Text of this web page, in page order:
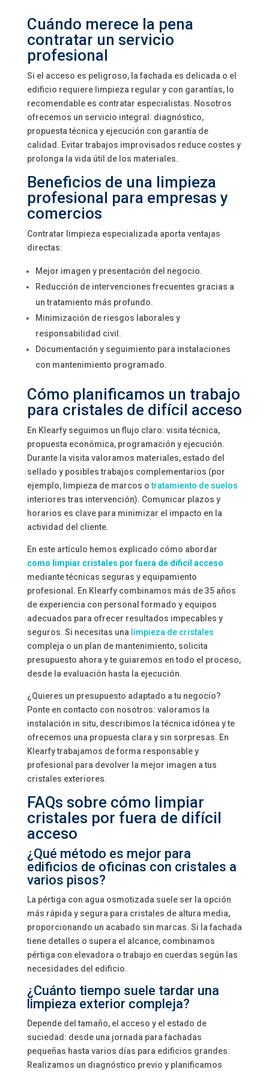
Cuándo merece la pena
contratar un servicio
profesional
Si el acceso es peligroso, la fachada es delicada o el
edificio requiere limpieza regular y con garantías, lo
recomendable es contratar especialistas. Nosotros
ofrecemos un servicio integral: diagnóstico,
propuesta técnica y ejecución con garantía de
calidad. Evitar trabajos improvisados reduce costes y
prolonga la vida útil de los materiales.
Beneficios de una limpieza
profesional para empresas y
comercios
Contratar limpieza especializada aporta ventajas
directas:
Mejor imagen y presentación del negocio.
Reducción de intervenciones frecuentes gracias a
un tratamiento más profundo.
Minimización de riesgos laborales y
responsabilidad civil.
Documentación y seguimiento para instalaciones
con mantenimiento programado.
Cómo planificamos un trabajo
para cristales de difícil acceso
En Klearfy seguimos un flujo claro: visita técnica,
propuesta económica, programación y ejecución.
Durante la visita valoramos materiales, estado del
sellado y posibles trabajos complementarios (por
ejemplo, limpieza de marcos otratamiento de suelos
interiores tras intervención). Comunicar plazos y
horarios es clave para minimizar el impacto en la
actividad del cliente.
En este artículo hemos explicado cómo abordar
como limpiar cristales por fuera de dificil acceso
mediante técnicas seguras y equipamiento
profesional. En Klearfy combinamos más de 35 años
de experiencia con personal formado y equipos
adecuados para ofrecer resultados impecables y
seguros. Si necesitas una limpieza de cristales
compleja o un plan de mantenimiento, solicita
presupuesto ahora y te guiaremos en todo el proceso,
desde la evaluación hasta la ejecución.
¿Quieres un presupuesto adaptado a tu negocio?
Ponte en contacto con nosotros: valoramos la
instalación in situ, describimos la técnica idónea y te
ofrecemos una propuesta clara y sin sorpresas. En
Klearfy trabajamos de forma responsable y
profesional para devolver la mejor imagen a tus
cristales exteriores.
FAQs sobre cómo limpiar
cristales por fuera de difícil
acceso
¿Qué método es mejor para
edificios de oficinas con cristales a
varios pisos?
La pértiga con agua osmotizada suele ser la opción
más rápida y segura para cristales de altura media,
proporcionando un acabado sin marcas. Si la fachada
tiene detalles o supera el alcance, combinamos
pértiga con elevadora o trabajo en cuerdas según las
necesidades del edificio.
¿Cuánto tiempo suele tardar una
limpieza exterior compleja?
Depende del tamaño, el acceso y el estado de
suciedad: desde una jornada para fachadas
pequeñas hasta varios días para edificios grandes.
Realizamos un diagnóstico previo y planificamos